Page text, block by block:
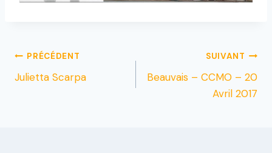
PRÉCÉDENT
Julietta Scarpa
SUIVANT
Beauvais – CCMO – 20
Avril 2017